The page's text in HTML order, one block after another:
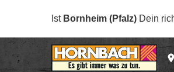
Ist Bornheim (Pfalz) Dein